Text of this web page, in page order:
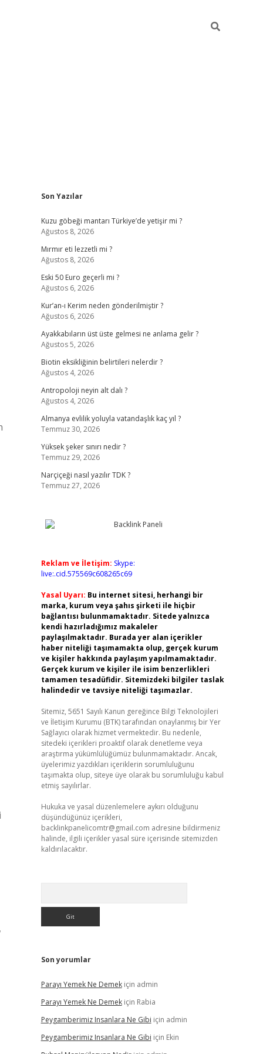
Sidebar
Son Yazılar
Kuzu göbeği mantarı Türkiye’de yetişir mi ?
Ağustos 8, 2026
Mırmır eti lezzetli mi ?
Ağustos 8, 2026
Eski 50 Euro geçerli mi ?
Ağustos 6, 2026
Kur’an-ı Kerim neden gönderilmiştir ?
Ağustos 6, 2026
Ayakkabıların üst üste gelmesi ne anlama gelir ?
Ağustos 5, 2026
Biotin eksikliğinin belirtileri nelerdir ?
Ağustos 4, 2026
Antropoloji neyin alt dalı ?
Ağustos 4, 2026
Almanya evlilik yoluyla vatandaşlık kaç yıl ?
Temmuz 30, 2026
Yüksek şeker sınırı nedir ?
Temmuz 29, 2026
Narçiçeği nasıl yazılır TDK ?
Temmuz 27, 2026
Reklam ve İletişim: Skype:
live:.cid.575569c608265c69
Yasal Uyarı: Bu internet sitesi, herhangi bir
marka, kurum veya şahıs şirketi ile hiçbir
bağlantısı bulunmamaktadır. Sitede yalnızca
kendi hazırladığımız makaleler
paylaşılmaktadır. Burada yer alan içerikler
haber niteliği taşımamakta olup, gerçek kurum
ve kişiler hakkında paylaşım yapılmamaktadır.
Gerçek kurum ve kişiler ile isim benzerlikleri
tamamen tesadüfidir. Sitemizdeki bilgiler taslak
halindedir ve tavsiye niteliği taşımazlar.
Sitemiz, 5651 Sayılı Kanun gereğince Bilgi Teknolojileri
ve İletişim Kurumu (BTK) tarafından onaylanmış bir Yer
Sağlayıcı olarak hizmet vermektedir. Bu nedenle,
sitedeki içerikleri proaktif olarak denetleme veya
araştırma yükümlülüğümüz bulunmamaktadır. Ancak,
üyelerimiz yazdıkları içeriklerin sorumluluğunu
taşımakta olup, siteye üye olarak bu sorumluluğu kabul
etmiş sayılırlar.
Hukuka ve yasal düzenlemelere aykırı olduğunu
düşündüğünüz içerikleri,
backlinkpanelicomtr@gmail.com adresine bildirmeniz
halinde, ilgili içerikler yasal süre içerisinde sitemizden
kaldırılacaktır.
Son yorumlar
Parayı Yemek Ne Demekiçin admin
Parayı Yemek Ne Demekiçin Rabia
Peygamberimiz Insanlara Ne Gibi için admin
Peygamberimiz Insanlara Ne Gibi için Ekin